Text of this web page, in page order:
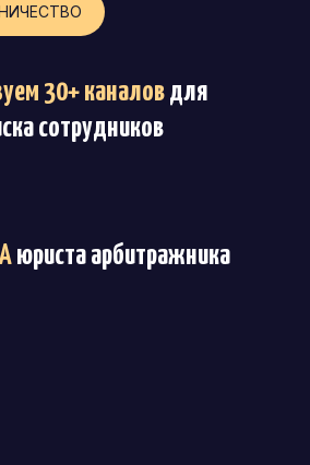
30+ каналовдля
сотрудников
юриста арбитражника